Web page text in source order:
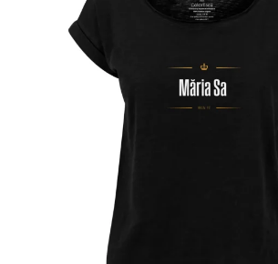
Bluze si hanorace damă
Bluze de trening | Bluze tehnice
Simboluri tradiționale